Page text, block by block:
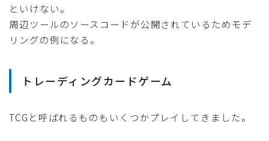
といけない。
周辺ツールのソースコードが公開されているためモデ
リングの例になる。
トレーディングカードゲーム
TCGと呼ばれるものもいくつかプレイしてきました。